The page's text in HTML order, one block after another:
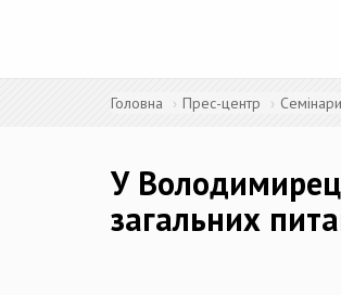
Головна Прес-центр
У
загальних